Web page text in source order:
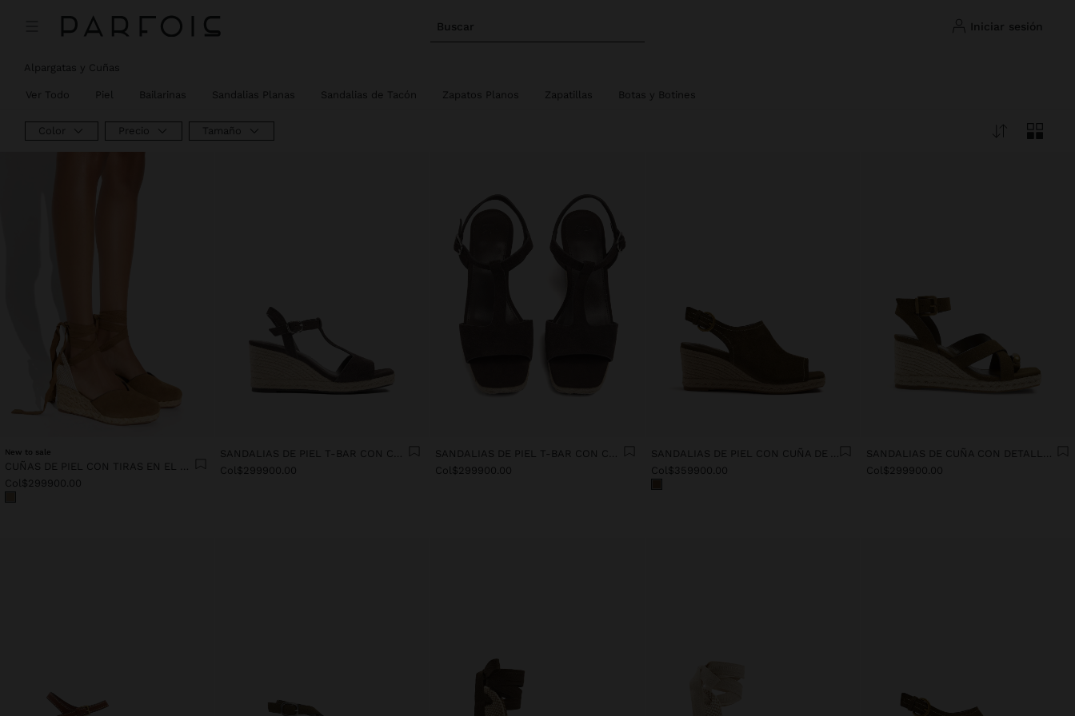
Buscar iniciar sesión
Alpargatas y Cuñas
Ver Todo Piel Bailarinas Sandalias Planas Sandalias de Tacón Zapatos Planos Zapatillas Botas y Botines
Color Precio Tamaño
New to sale
CUÑAS DE PIEL CON TIRAS EN EL TOBILLO
Col$299900.00
SANDALIAS DE PIEL T-BAR CON CUÑA
Col$299900.00
SANDALIAS DE PIEL T-BAR CON CUÑA
Col$299900.00
SANDALIAS DE PIEL CON CUÑA DE YUTE
Col$359900.00
SANDALIAS DE CUÑA CON DETALLE METÁLICO
Col$299900.00